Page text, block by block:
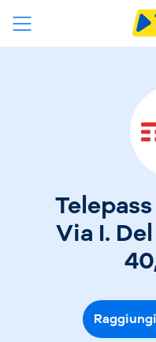
Via I.